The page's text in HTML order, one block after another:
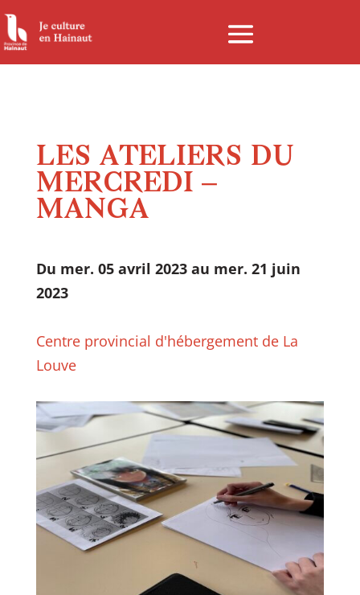
Panneau de gestion des cookies
LES ATELIERS DU
MERCREDI –
MANGA
Du mer. 05 avril 2023 au mer. 21 juin
2023
Centre provincial d'hébergement de La
Louve